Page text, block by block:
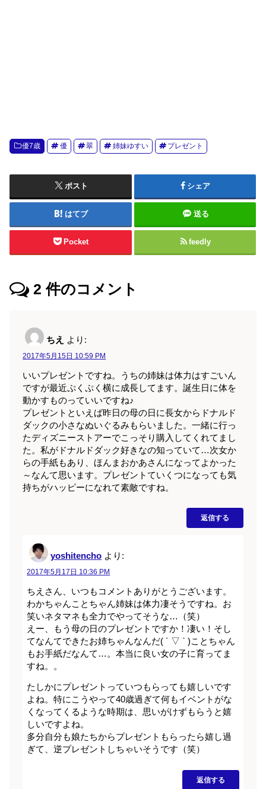
優7歳 優 翠 姉妹ゆすい プレゼント
ポスト シェア
はてブ 送る
Pocket feedly
2 件のコメント
ちえ より:
2017年5月15日 10:59 PM
いいプレゼントですね。うちの姉妹は体力はすごいん
ですが最近ぷくぷく横に成長してます。誕生日に体を
動かすものっていいですね♪
プレゼントといえば昨日の母の日に長女からドナルド
ダックの小さなぬいぐるみもらいました。一緒に行っ
たディズニーストアーでこっそり購入してくれてまし
た。私がドナルドダック好きなの知っていて…次女か
らの手紙もあり、ほんまおかあさんになってよかった
～なんて思います。プレゼントていくつになっても気
持ちがハッピーになれて素敵ですね。
返信する
yoshitencho より:
2017年5月17日 10:36 PM
ちえさん、いつもコメントありがとうございます。
わかちゃんことちゃん姉妹は体力凄そうですね。お
笑いネタマネも全力でやってそうな…（笑）
えー、もう母の日のプレゼントですか！凄い！そし
てなんてできたお姉ちゃんなんだ( ´ ▽ ` )ことちゃん
もお手紙だなんて…。本当に良い女の子に育ってま
すね。。
たしかにプレゼントっていつもらっても嬉しいです
よね。特にこうやって40歳過ぎて何もイベントがな
くなってくるような時期は、思いがけずもらうと嬉
しいですよね。
多分自分も娘たちからプレゼントもらったら嬉し過
ぎて、逆プレゼントしちゃいそうです（笑）
返信する